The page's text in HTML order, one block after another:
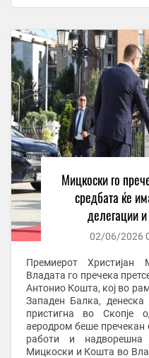
Мицкоски го
средбата ќе
делегации
02/06/2026
Премиерот Христијан
Владата го пречека
Антонио Кошта, кој во
Западен Балка, денеска
пристигна во Скопје
аеродром беше пречекан
работи и надворешна
Мицкоски и Кошта во